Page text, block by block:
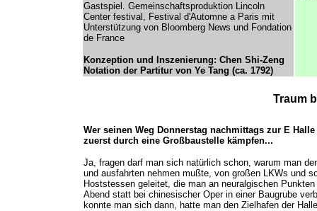
Gastspiel. Gemeinschaftsproduktion Lincoln
Center festival, Festival d'Automne a Paris mit
Unterstützung von Bloomberg News und Fondation
de France
Konzeption und Inszenierung: Chen Shi-Zeng
Notation der Partitur von Ye Tang (ca. 1792)
Traum
Wer seinen Weg Donnerstag nachmittags zur E
zuerst durch eine Großbaustelle kämpfen...
Ja, fragen darf man sich natürlich schon, warum man
und ausfahrten nehmen mußte, von großen LKWs und
Hoststessen geleitet, die man an neuralgischen
Abend statt bei chinesischer Oper in einer Baugrube
konnte man sich dann, hatte man den Zielhafen der